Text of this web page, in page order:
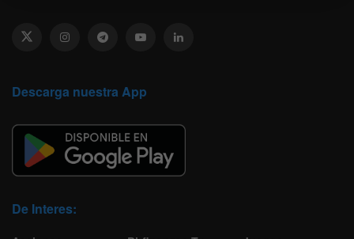
Descarga nuestra App
De Interes: